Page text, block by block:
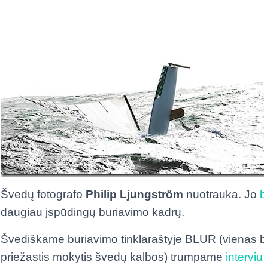
Švedų fotografo Philip Ljungström nuotrauka. Jo
daugiau įspūdingų buriavimo kadrų.
Švediškame buriavimo tinklaraštyje BLUR (vienas
priežastis mokytis švedų kalbos) trumpame